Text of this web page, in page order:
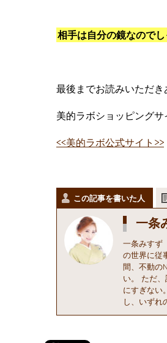
相手は自分の鏡なので
最後までお読みいただき
美的ラボショッピング
<<美的ラボ公式サイト>>
この記事を書いた人
一条
一条みすず
の世界に従
間、不動の
い。 ただ
にすぎない
し、いずれ